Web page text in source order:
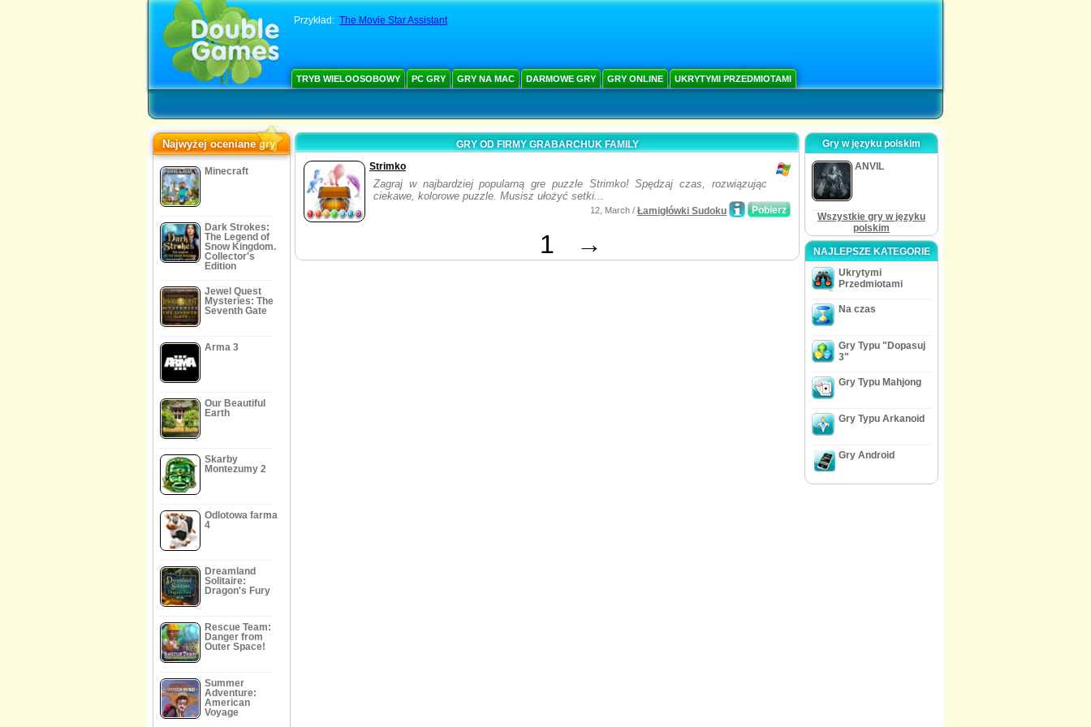
Przykład: The Movie Star Assistant
TRYB WIELOOSOBOWY PC GRY GRY NA MAC DARMOWE GRY GRY ONLINE UKRYTYMI PRZEDMIOTAMI
Najwyżej oceniane gry
Minecraft
Dark Strokes:
The Legend of
Snow Kingdom.
Collector's
Edition
Jewel Quest
Mysteries: The
Seventh Gate
Arma 3
Our Beautiful
Earth
Skarby
Montezumy 2
Odlotowa farma
4
Dreamland
Solitaire:
Dragon's Fury
Rescue Team:
Danger from
Outer Space!
Summer
Adventure:
American
Voyage
GRY OD FIRMY GRABARCHUK FAMILY
Strimko
Zagraj w najbardziej popularną gre puzzle Strimko! Spędzaj czas, rozwiązując
ciekawe, kolorowe puzzle. Musisz ułożyć setki...
Pobierz
12, March / Łamigłówki Sudoku
1 →
Gry w języku polskim
ANVIL
Wszystkie gry w języku
polskim
NAJLEPSZE KATEGORIE
Ukrytymi
Przedmiotami
Na czas
Gry Typu "Dopasuj
3"
Gry Typu Mahjong
Gry Typu Arkanoid
Gry Android